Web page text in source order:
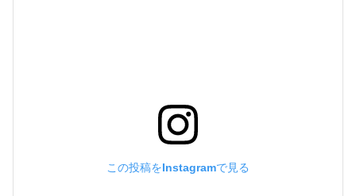
この投稿をInstagramで見る